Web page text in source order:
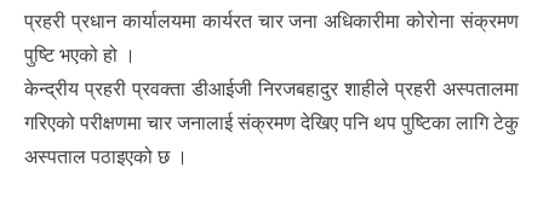
प्रहरी प्रधान कार्यालयमा कार्यरत चार जना अधिकारीमा कोरोना संक्रमण
पुष्टि भएको हो ।
केन्द्रीय प्रहरी प्रवक्ता डीआईजी निरजबहादुर शाहीले प्रहरी अस्पतालमा
गरिएको परीक्षणमा चार जनालाई संक्रमण देखिए पनि थप पुष्टिका लागि टेकु
अस्पताल पठाइएको छ ।